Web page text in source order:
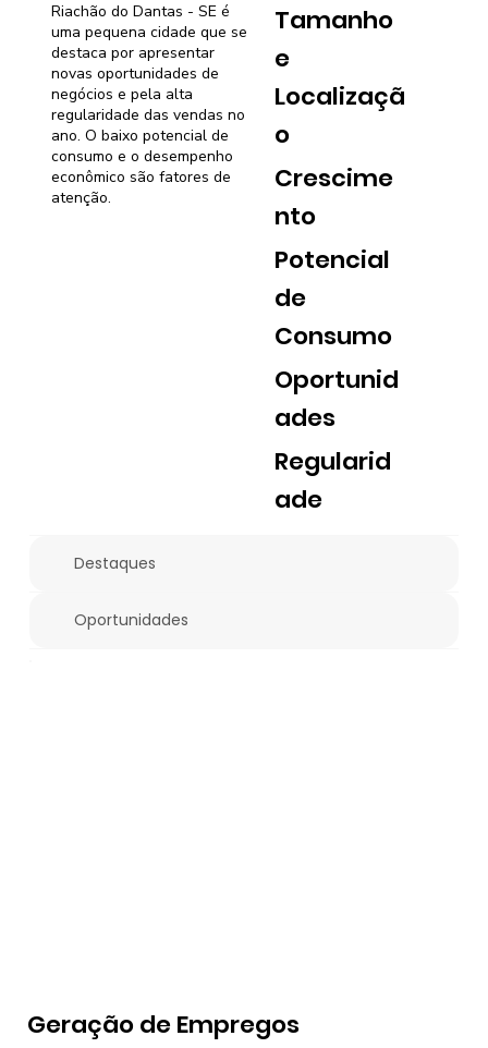
Riachão do Dantas - SE é
uma pequena cidade que se
destaca por apresentar
novas oportunidades de
negócios e pela alta
regularidade das vendas no
ano. O baixo potencial de
consumo e o desempenho
econômico são fatores de
atenção.
Tamanho
e
Localizaçã
o
Crescime
nto
Potencial
de
Consumo
Oportunid
ades
Regularid
ade
Destaques
Oportunidades
Geração de Empregos